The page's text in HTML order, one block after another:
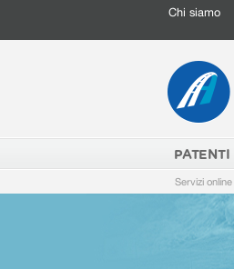
Chi siamo
PATENTI
Servizi online